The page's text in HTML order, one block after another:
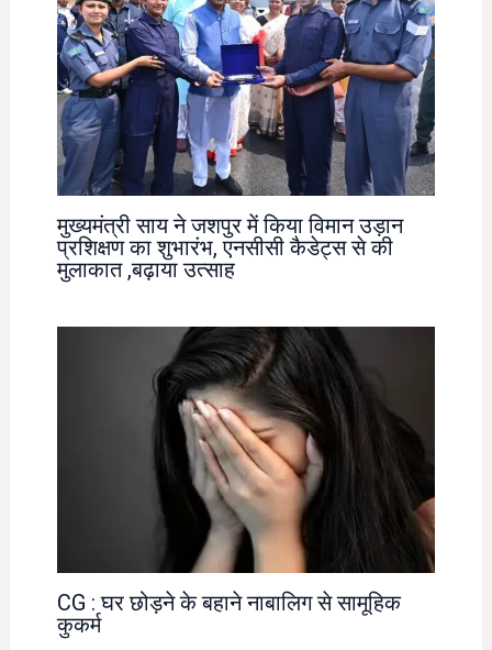
मुख्यमंत्री साय ने जशपुर में किया विमान उड़ान
प्रशिक्षण का शुभारंभ, एनसीसी कैडेट्स से की
मुलाकात ,बढ़ाया उत्साह
CG : घर छोड़ने के बहाने नाबालिग से सामूहिक
कुकर्म